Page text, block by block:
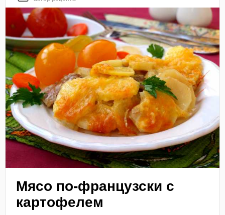
Мясо по-французски с
картофелем